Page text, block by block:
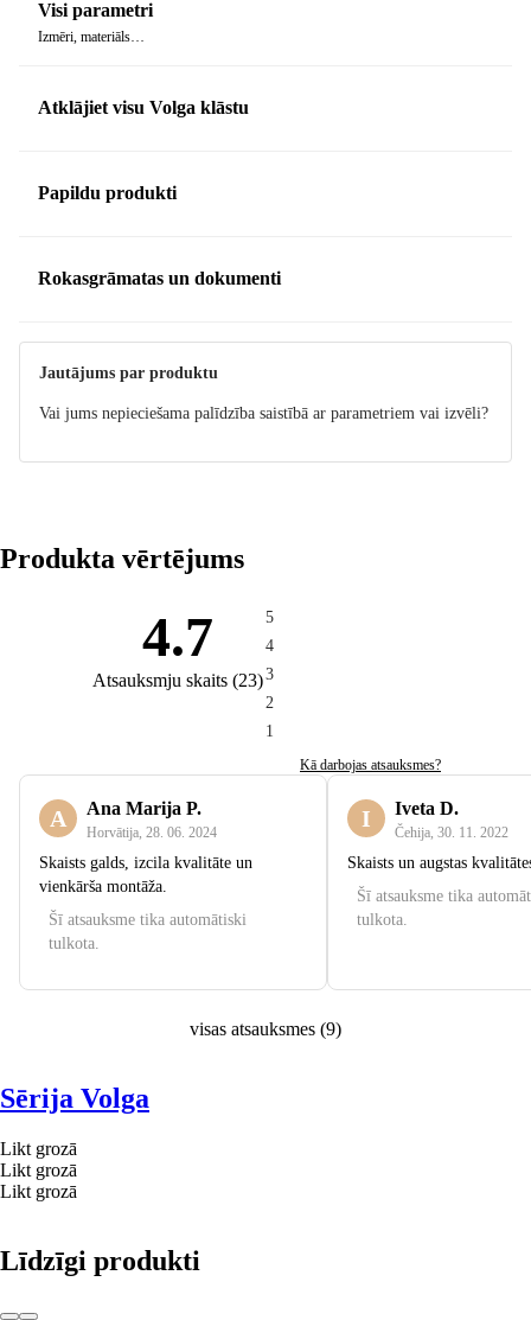
Visi parametri
Izmēri, materiāls…
Atklājiet visu Volga klāstu
Papildu produkti
Rokasgrāmatas un dokumenti
Jautājums par produktu
Vai jums nepieciešama palīdzība saistībā ar parametriem vai izvēli?
Produkta vērtējums
4.7
Atsauksmju skaits (23)
5
4
3
2
1
Kā darbojas atsauksmes?
A Ana Marija P.
Horvātija 28. 06. 2024
Skaists galds, izcila kvalitāte un
vienkārša montāža.
Šī atsauksme tika automātiski
tulkota.
I Iveta D.
Čehija 30. 11. 2022
Skaists un augstas
Šī atsauksme tika
tulkota.
visas atsauksmes (9)
Sērija Volga
Likt grozā
Likt grozā
Likt grozā
Līdzīgi produkti